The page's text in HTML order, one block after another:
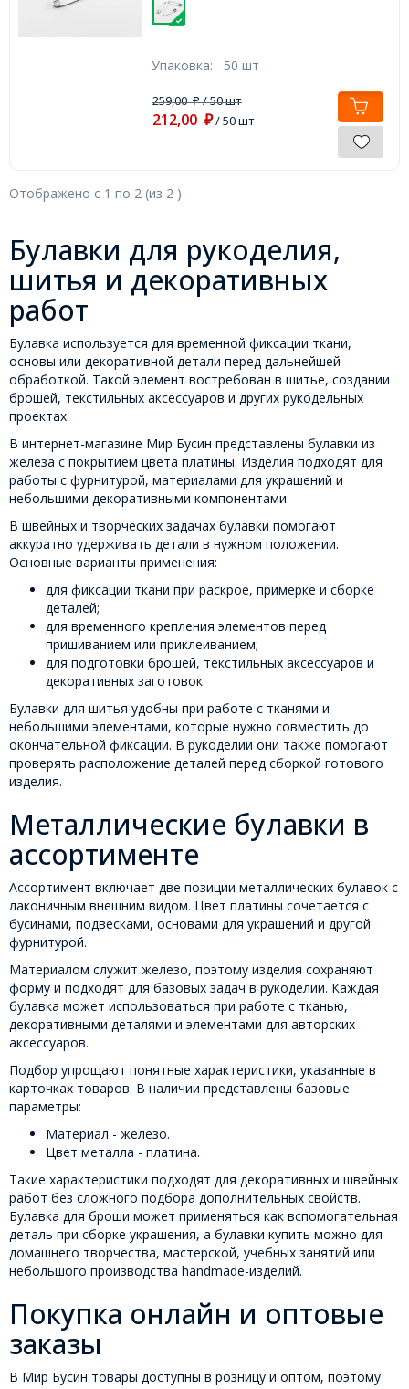
Упаковка: 50 шт
259,00₽/ 50 шт
212,00 ₽/ 50 шт
Отображено с 1 по 2 (из 2 )
Булавки для рукоделия,
шитья и декоративных
работ
Булавка используется для временной фиксации ткани,
основы или декоративной детали перед дальнейшей
обработкой. Такой элемент востребован в шитье, создании
брошей, текстильных аксессуаров и других рукодельных
проектах.
В интернет-магазине Мир Бусин представлены булавки из
железа с покрытием цвета платины. Изделия подходят для
работы с фурнитурой, материалами для украшений и
небольшими декоративными компонентами.
В швейных и творческих задачах булавки помогают
аккуратно удерживать детали в нужном положении.
Основные варианты применения:
для фиксации ткани при раскрое, примерке и сборке
деталей;
для временного крепления элементов перед
пришиванием или приклеиванием;
для подготовки брошей, текстильных аксессуаров и
декоративных заготовок.
Булавки для шитья удобны при работе с тканями и
небольшими элементами, которые нужно совместить до
окончательной фиксации. В рукоделии они также помогают
проверять расположение деталей перед сборкой готового
изделия.
Металлические булавки в
ассортименте
Ассортимент включает две позиции металлических булавок с
лаконичным внешним видом. Цвет платины сочетается с
бусинами, подвесками, основами для украшений и другой
фурнитурой.
Материалом служит железо, поэтому изделия сохраняют
форму и подходят для базовых задач в рукоделии. Каждая
булавка может использоваться при работе с тканью,
декоративными деталями и элементами для авторских
аксессуаров.
Подбор упрощают понятные характеристики, указанные в
карточках товаров. В наличии представлены базовые
параметры:
Материал - железо.
Цвет металла - платина.
Такие характеристики подходят для декоративных и швейных
работ без сложного подбора дополнительных свойств.
Булавка для броши может применяться как вспомогательная
деталь при сборке украшения, а булавки купить можно для
домашнего творчества, мастерской, учебных занятий или
небольшого производства handmade-изделий.
Покупка онлайн и оптовые
заказы
В Мир Бусин товары доступны в розницу и оптом, поэтому